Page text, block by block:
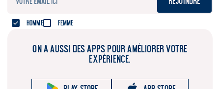
Homme Femme
ON A AUSSI DES APPS POUR AMÉLIORER VOTRE
EXPÉRIENCE.